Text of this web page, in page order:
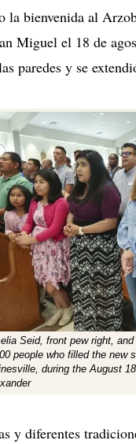
la bienvenida al
Miguel el 18 de
paredes y se
Seid, front pew right,
people who filled the new
during the August
y diferentes